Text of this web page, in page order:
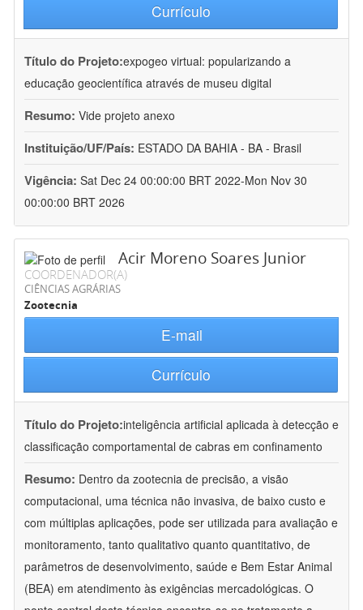
Currículo
Título do Projeto:expogeo virtual: popularizando a
educação geocientífica através de museu digital
Resumo: Vide projeto anexo
Instituição/UF/País: ESTADO DA BAHIA - BA - Brasil
Vigência: Sat Dec 24 00:00:00 BRT 2022-Mon Nov 30
00:00:00 BRT 2026
Acir Moreno Soares Junior
COORDENADOR(A)
CIÊNCIAS AGRÁRIAS
Zootecnia
E-mail
Currículo
Título do Projeto:inteligência artificial aplicada à detecção e
classificação comportamental de cabras em confinamento
Resumo: Dentro da zootecnia de precisão, a visão
computacional, uma técnica não invasiva, de baixo custo e
com múltiplas aplicações, pode ser utilizada para avaliação e
monitoramento, tanto qualitativo quanto quantitativo, de
parâmetros de desenvolvimento, saúde e Bem Estar Animal
(BEA) em atendimento às exigências mercadológicas. O